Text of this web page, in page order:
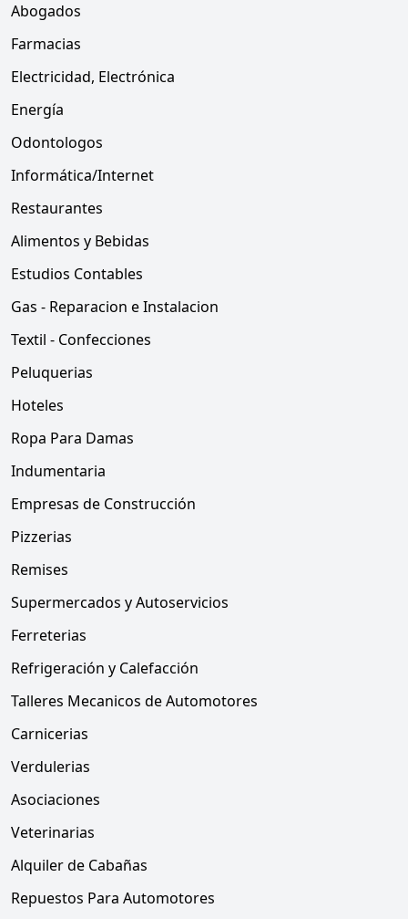
Abogados
Farmacias
Electricidad, Electrónica
Energía
Odontologos
Informática/Internet
Restaurantes
Alimentos y Bebidas
Estudios Contables
Gas - Reparacion e Instalacion
Textil - Confecciones
Peluquerias
Hoteles
Ropa Para Damas
Indumentaria
Empresas de Construcción
Pizzerias
Remises
Supermercados y Autoservicios
Ferreterias
Refrigeración y Calefacción
Talleres Mecanicos de Automotores
Carnicerias
Verdulerias
Asociaciones
Veterinarias
Alquiler de Cabañas
Repuestos Para Automotores